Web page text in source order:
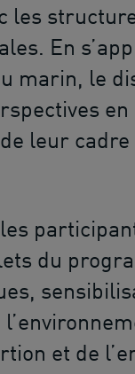
les
En
marin, le
leur cadre
du
et de